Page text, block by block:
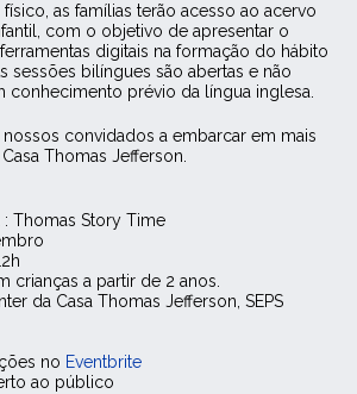
as famílias terão acesso ao acervo
com o objetivo de apresentar o
digitais na formação do hábito
sessões bilíngues são abertas e não
conhecimento prévio da língua inglesa.
convidados a embarcar em mais
Thomas Jefferson.
Thomas Story Time
crianças a partir de 2 anos.
da Casa Thomas Jefferson, SEPS
no Eventbrite
ao público